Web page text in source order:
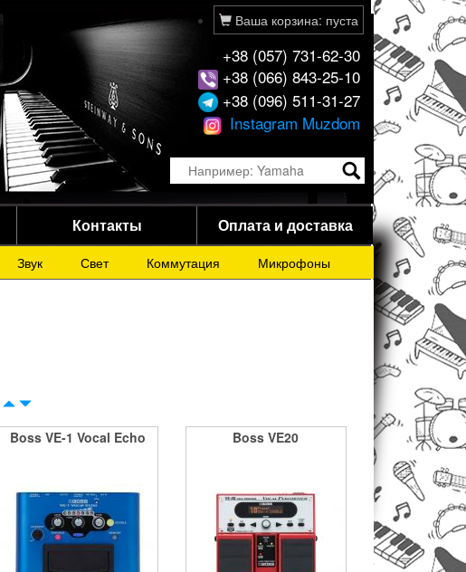
Ваша корзина: пуста
+38 (057) 731-62-30
+38 (066) 843-25-10
+38 (096) 511-31-27
Instagram Muzdom
Контакты Оплата и доставка
Звук Свет Коммутация Микрофоны
Boss VE-1 Vocal Echo Boss VE20